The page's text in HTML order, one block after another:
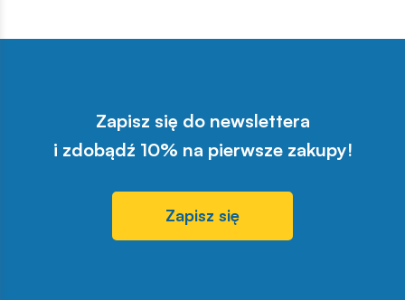
Zapisz się do newslettera
i zdobądź 10% na pierwsze zakupy!
Zapisz się